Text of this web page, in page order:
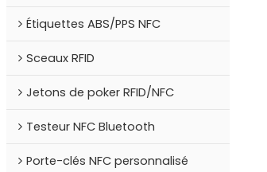
Étiquettes ABS/PPS NFC
Sceaux RFID
Jetons de poker RFID/NFC
Testeur NFC Bluetooth
Porte-clés NFC personnalisé